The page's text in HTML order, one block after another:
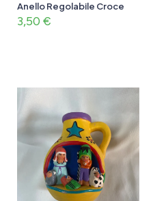
Anello Regolabile Croce
3,50 €